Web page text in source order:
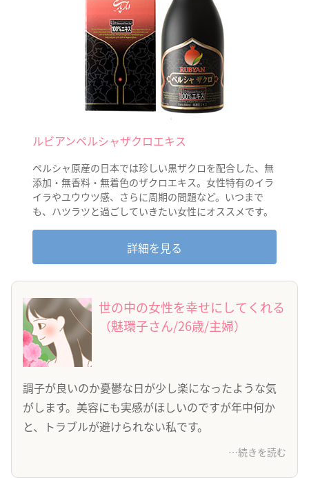
ルビアンペルシャザクロエキス
ペルシャ原産の日本では珍しい黒ザクロを配合した、無
添加・無香料・無着色のザクロエキス。女性特有のイラ
イラやユウウツ感、さらに周期の問題など。いつまで
も、ハツラツと過ごしていきたい女性にオススメです。
詳細を見る
世の中の女性を幸せにしてくれる
（魅環子さん/26歳/主婦）
調子が良いのか憂鬱な日が少し楽になったような気
がします。美容にも実感がほしいのですが年中何か
と、トラブルが避けられない私です。
…続きを読む